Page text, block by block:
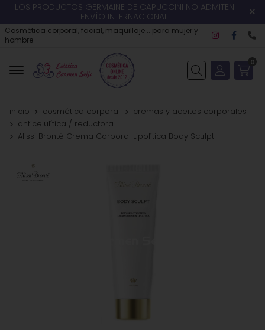
LOS PRODUCTOS GERMAINE DE CAPUCCINI NO ADMITEN
ENVÍO INTERNACIONAL
Cosmética corporal, facial, maquillaje... para mujer y
hombre
Buscar
0
inicio cosmética corporal
cremas y aceites corporales
anticelulítica / reductora
Alissi Brontë Crema Corporal Lipolítica Body Sculpt